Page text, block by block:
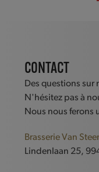
CONTACT
Des questions sur
N'hésitez pas à
Nous nous ferons
Brasserie Van
Lindenlaan 25,